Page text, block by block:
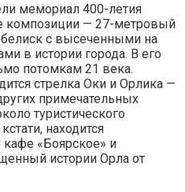
мемориал 400-летия
композиции — 27-метровый
с высеченными на
в истории города. В его
потомкам 21 века.
стрелка Оки и Орлика —
примечательных
туристического
находится
кафе «Боярское» и
истории Орла от